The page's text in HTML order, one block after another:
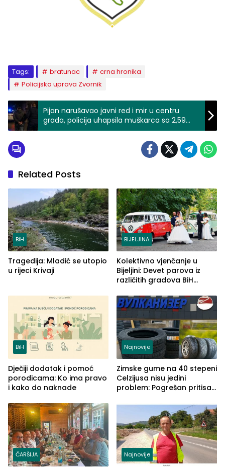
Tags: bratunac
crna hronika
Policijska uprava Zvornik
Pijan narušavao javni red i mir u centru
grada, policija uhapsila muškarca sa 2,59
promila alkohola
Related Posts
BiH
Tragedija: Mladić se utopio
u rijeci Krivaji
BIJELJINA
Kolektivno vjenčanje u
Bijeljini: Devet parova iz
različitih gradova BiH
BiH
Dječiji dodatak i pomoć
porodicama: Ko ima pravo
i kako do naknade
Najnovije
Zimske gume na 40 stepeni
Celzijusa nisu jedini
problem: Pogrešan pritisak
ČARŠIJA Najnovije